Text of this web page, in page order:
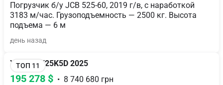
Погрузчик б/у JCB 525-60, 2019 г/в, с наработкой
3183 м/час. Грузоподъемность — 2500 кг. Высота
подъема — 6 м
день назад
ТОП 11
XCMG QY25K5D 2025
195 278 $
  •  8 740 680 грн